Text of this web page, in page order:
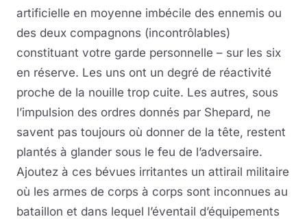
artificielle en moyenne imbécile des ennemis ou
des deux compagnons (incontrôlables)
constituant votre garde personnelle – sur les six
en réserve. Les uns ont un degré de réactivité
proche de la nouille trop cuite. Les autres, sous
l’impulsion des ordres donnés par Shepard, ne
savent pas toujours où donner de la tête, restent
plantés à glander sous le feu de l’adversaire.
Ajoutez à ces bévues irritantes un attirail militaire
où les armes de corps à corps sont inconnues au
bataillon et dans lequel l’éventail d’équipements